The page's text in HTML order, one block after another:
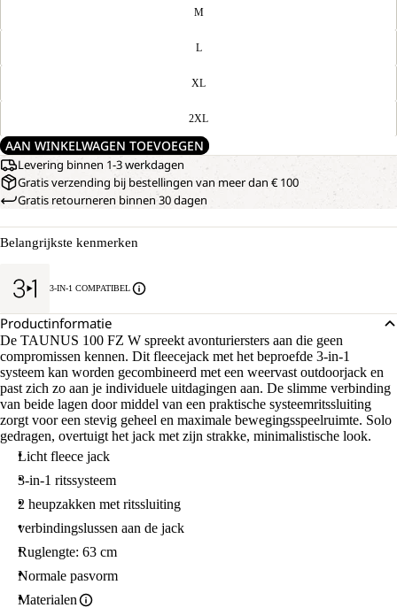
M
L
XL
2XL
AAN WINKELWAGEN TOEVOEGEN
Levering binnen 1-3 werkdagen
Gratis verzending bij bestellingen van meer dan € 100
Gratis retourneren binnen 30 dagen
Belangrijkste kenmerken
3-IN-1 COMPATIBEL
Productinformatie
De TAUNUS 100 FZ W spreekt avonturiersters aan die geen
compromissen kennen. Dit fleecejack met het beproefde 3-in-1
systeem kan worden gecombineerd met een weervast outdoorjack en
past zich zo aan je individuele uitdagingen aan. De slimme verbinding
van beide lagen door middel van een praktische systeemritssluiting
zorgt voor een stevig geheel en maximale bewegingsspeelruimte. Solo
gedragen, overtuigt het jack met zijn strakke, minimalistische look.
Licht fleece jack
3-in-1 ritssysteem
2 heupzakken met ritssluiting
verbindingslussen aan de jack
Ruglengte: 63 cm
Normale pasvorm
Materialen